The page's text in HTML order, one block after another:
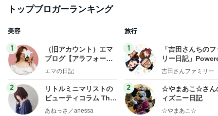
トップブロガーランキング
美容
1
（旧アカウント）エマ
ブログ【アラフォー会
社売却セカンドライ
エマの日記
2
リトルミニマリストの
ビューティコラム The
little minimalist's bea
あねっさ／anessa
旅行
1
「吉田さんちの
リー日記」
y Ameba 吉田さ
ログ
吉田さんファミリー
2
☆やまあこ☆さん
ィズニー日記
☆やまあこ☆